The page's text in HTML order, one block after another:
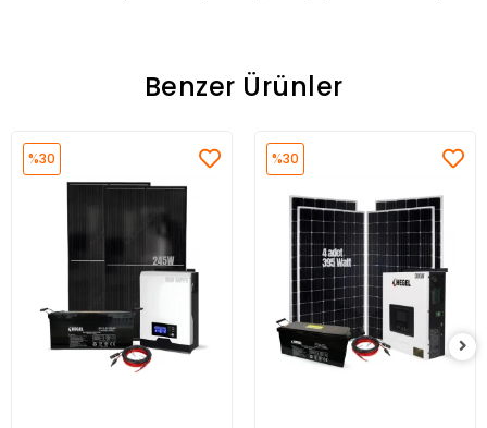
Benzer Ürünler
%30 %30